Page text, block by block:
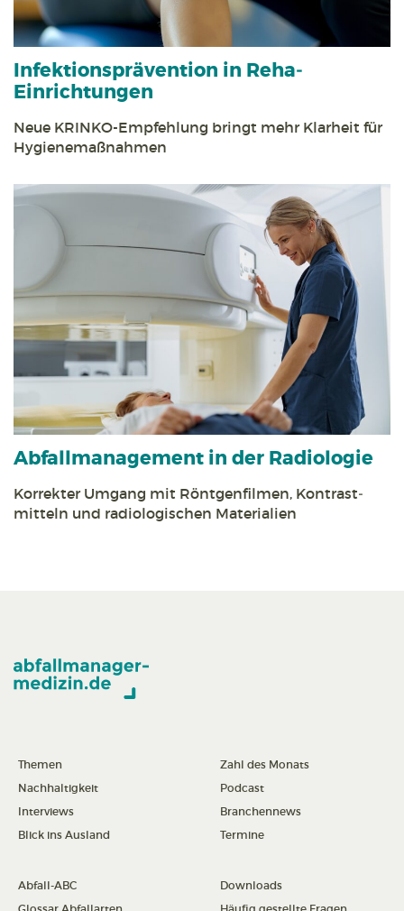
Infektions­prävention in Reha­
Einrichtungen
Neue KRINKO-Empfehlung bringt mehr Klarheit für
Hygiene­maßnahmen
Abfall­management in der Radiologie
Korrekter Umgang mit Röntgen­filmen, Kontrast­
mitteln und radiologischen Materialien
Themen
Nachhaltigkeit
Interviews
Blick ins Ausland
Zahl des Monats
Podcast
Branchennews
Termine
Abfall-ABC
Downloads